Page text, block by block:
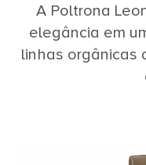
A Poltrona
elegância em
linhas orgânicas